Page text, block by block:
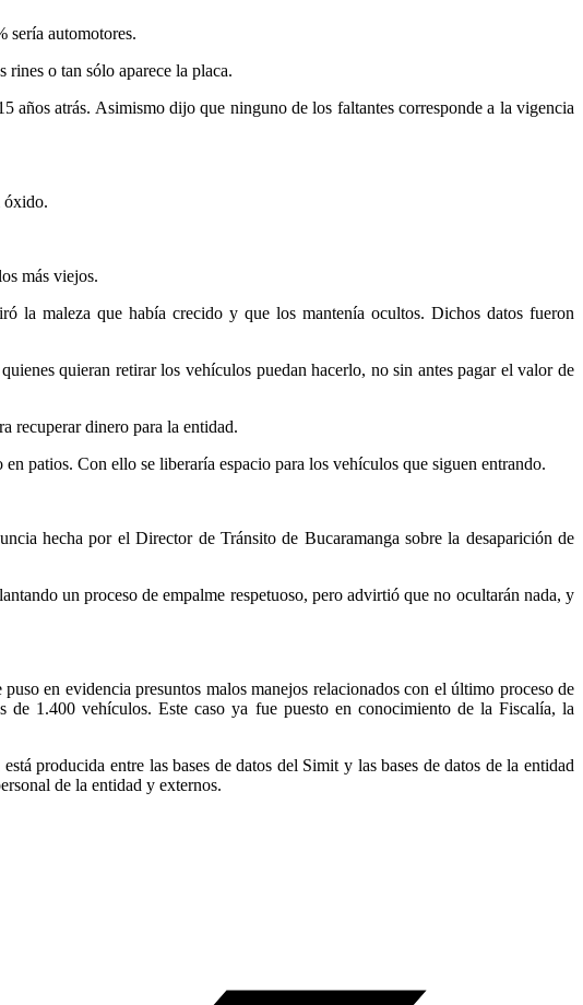
sería automotores.
rines o tan sólo aparece la placa.
años atrás. Asimismo dijo que ninguno de los faltantes corresponde a la vigencia
óxido.
más viejos.
la maleza que había crecido y que los mantenía ocultos. Dichos datos fueron
quieran retirar los vehículos puedan hacerlo, no sin antes pagar el valor de
recuperar dinero para la entidad.
patios. Con ello se liberaría espacio para los vehículos que siguen entrando.
hecha por el Director de Tránsito de Bucaramanga sobre la desaparición de
un proceso de empalme respetuoso, pero advirtió que no ocultarán nada, y
en evidencia presuntos malos manejos relacionados con el último proceso de
1.400 vehículos. Este caso ya fue puesto en conocimiento de la Fiscalía, la
producida entre las bases de datos del Simit y las bases de datos de la entidad
de la entidad y externos.